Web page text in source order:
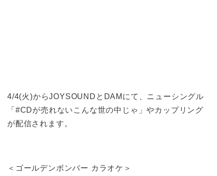
4/4(火)からJOYSOUNDとDAMにて、ニューシングル
「#CDが売れないこんな世の中じゃ」やカップリング
が配信されます。
＜ゴールデンボンバー カラオケ＞